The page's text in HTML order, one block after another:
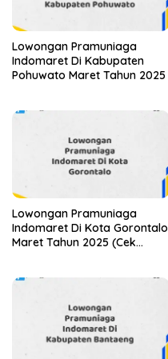
Lowongan Pramuniaga
Indomaret Di Kabupaten
Pohuwato Maret Tahun 2025
Lowongan Pramuniaga
Indomaret Di Kota Gorontalo
Maret Tahun 2025 (Cek